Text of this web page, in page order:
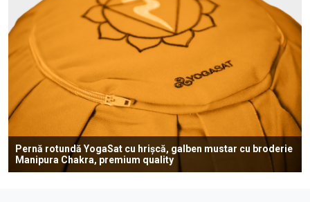
Pernă rotundă YogaSat cu hrișcă, galben mustar cu broderie
Manipura Chakra, premium quality